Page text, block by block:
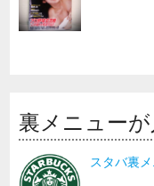
裏メニュー
スタバ裏